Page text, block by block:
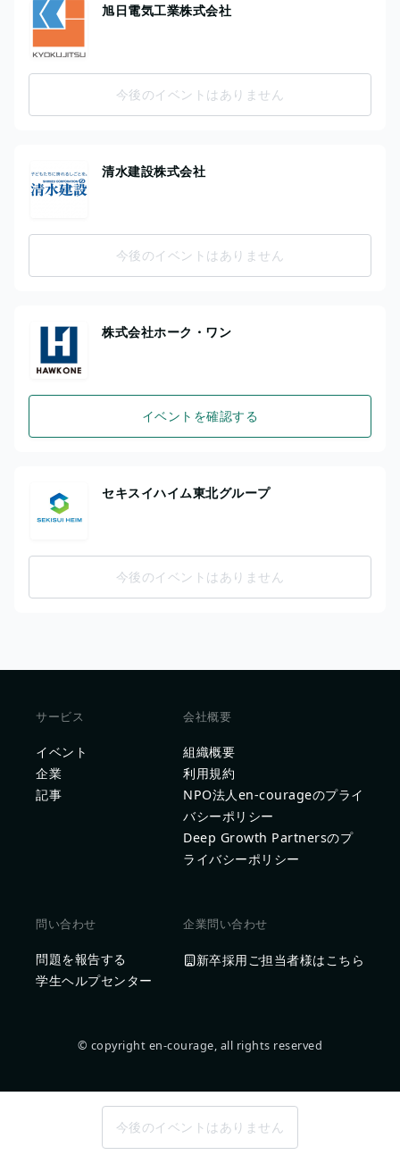
旭日電気工業株式会社
今後のイベントはありません
清水建設株式会社
今後のイベントはありません
株式会社ホーク・ワン
イベントを確認する
セキスイハイム東北グループ
今後のイベントはありません
サービス
イベント
企業
記事
会社概要
組織概要
利用規約
NPO法人en-courageのプライ
バシーポリシー
Deep Growth Partnersのプ
ライバシーポリシー
問い合わせ
問題を報告する
学生ヘルプセンター
企業問い合わせ
新卒採用ご担当者様はこちら
© copyright en-courage, all rights reserved
今後のイベントはありません